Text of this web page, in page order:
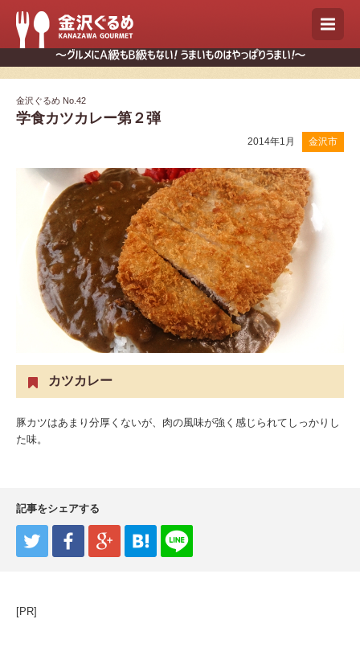
金沢ぐるめ No.42
学食カツカレー第２弾
2014年1月 金沢市
カツカレー
豚カツはあまり分厚くないが、肉の風味が強く感じられてしっかりし
た味。
記事をシェアする